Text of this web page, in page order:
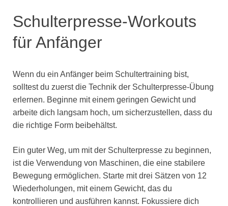
Schulterpresse-Workouts
für Anfänger
Wenn du ein Anfänger beim Schultertraining bist,
solltest du zuerst die Technik der Schulterpresse-Übung
erlernen. Beginne mit einem geringen Gewicht und
arbeite dich langsam hoch, um sicherzustellen, dass du
die richtige Form beibehältst.
Ein guter Weg, um mit der Schulterpresse zu beginnen,
ist die Verwendung von Maschinen, die eine stabilere
Bewegung ermöglichen. Starte mit drei Sätzen von 12
Wiederholungen, mit einem Gewicht, das du
kontrollieren und ausführen kannst. Fokussiere dich